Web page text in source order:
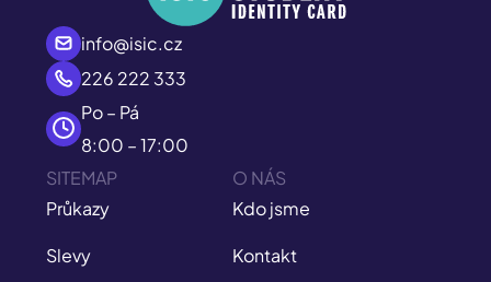
info@isic.cz
226 222 333
Po – Pá
8:00 – 17:00
SITEMAP
Průkazy
Slevy
O NÁS
Kdo jsme
Kontakt